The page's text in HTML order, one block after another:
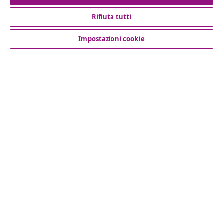
Servizio clienti
Rifiuta tutti
Impostazioni cookie